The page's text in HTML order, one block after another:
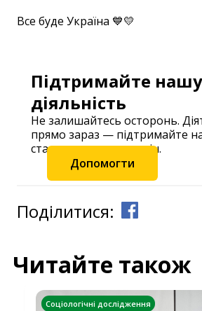
Все буде Україна 💙💛
Підтримайте нашу
діяльність
Не залишайтесь осторонь.
прямо зараз — підтримайте
станьте частиною змін.
Допомогти
Поділитися:
Читайте також
Соціологічні дослідження